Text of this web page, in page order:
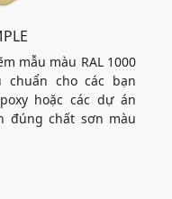
mẫu màu RAL 1000
chuẩn cho các bạn
hoặc các dự án
đúng chất sơn màu